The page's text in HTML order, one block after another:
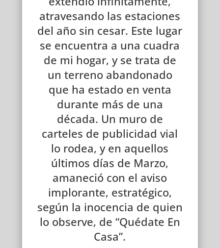
atravesando las estaciones
del año sin cesar. Este lugar
se encuentra a una cuadra
de mi hogar, y se trata de
un terreno abandonado
que ha estado en venta
durante más de una
década. Un muro de
carteles de publicidad vial
lo rodea, y en aquellos
últimos días de Marzo,
amaneció con el aviso
implorante, estratégico,
según la inocencia de quien
lo observe, de “Quédate En
Casa”.